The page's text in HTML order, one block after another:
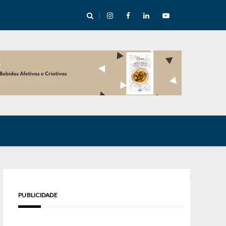
abre mentoria de storytelling com 10 vagas
PUBLICIDADE